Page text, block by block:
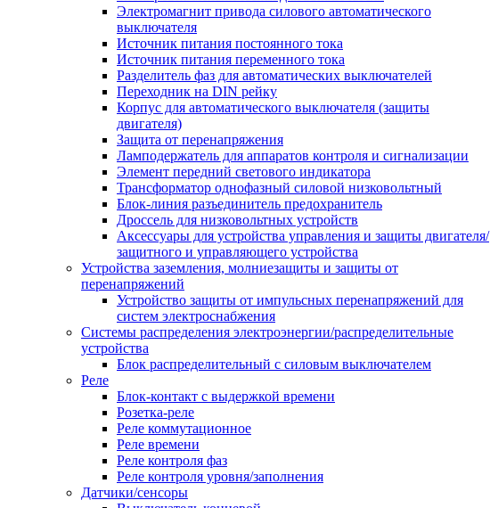
Электромагнит привода силового автоматического
выключателя
Источник питания постоянного тока
Источник питания переменного тока
Разделитель фаз для автоматических выключателей
Переходник на DIN рейку
Корпус для автоматического выключателя (защиты
двигателя)
Защита от перенапряжения
Ламподержатель для аппаратов контроля и сигнализации
Элемент передний светового индикатора
Трансформатор однофазный силовой низковольтный
Блок-линия разъединитель предохранитель
Дроссель для низковольтных устройств
Аксессуары для устройства управления и защиты двигателя/
защитного и управляющего устройства
Устройства заземления, молниезащиты и защиты от
перенапряжений
Устройство защиты от импульсных перенапряжений для
систем электроснабжения
Системы распределения электроэнергии/распределительные
устройства
Блок распределительный с силовым выключателем
Реле
Блок-контакт с выдержкой времени
Розетка-реле
Реле коммутационное
Реле времени
Реле контроля фаз
Реле контроля уровня/заполнения
Датчики/сенсоры